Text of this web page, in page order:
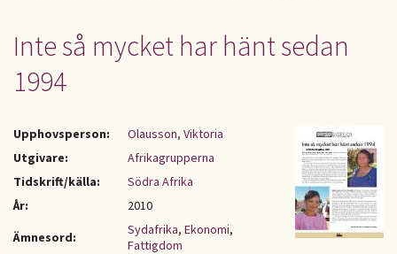
Inte så mycket har hänt sedan
1994
Upphovsperson:
Olausson, Viktoria
Utgivare:
Afrikagrupperna
Tidskrift/källa:
Södra Afrika
År:
2010
Ämnesord:
Sydafrika, Ekonomi,
Fattigdom